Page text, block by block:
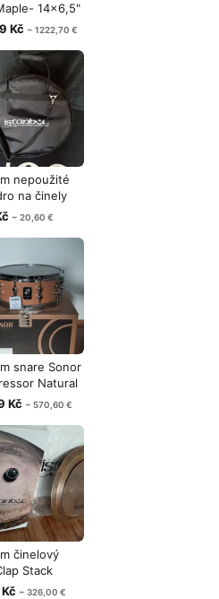
14x6,5"
Kč ~ 1222,70 €
nepoužité
na činely
~ 20,60 €
snare Sonor
Natural
1Kč ~ 570,60 €
činelový
Stack
Agop
~ 326,00 €